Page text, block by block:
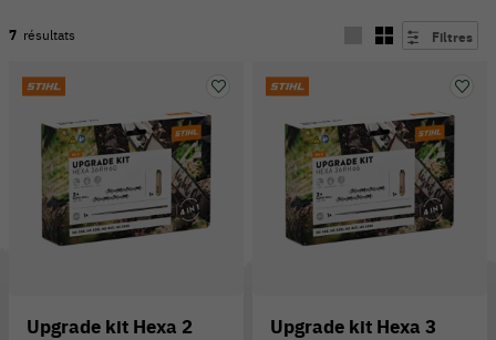
7 résultats Filtres
Upgrade kit Hexa 2 Upgrade kit Hexa 3